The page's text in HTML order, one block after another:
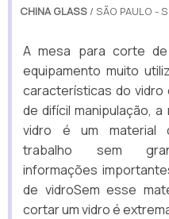
CHINA GLASS / SÃO PAULO -
A mesa para corte
equipamento muito
características do
de difícil manipulação,
vidro é um material
trabalho sem
informações
de vidroSem esse
cortar um vidro é